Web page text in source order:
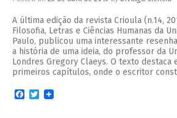
A última edição da revista Crioula (n.14,
Filosofia, Letras e Ciências Humanas da
Paulo, publicou uma interessante
a história de uma ideia, do professor da
Londres Gregory Claeys. O texto destaca
primeiros capítulos, onde o escritor
Facebook
Twitter